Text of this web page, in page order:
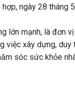
ngày 28
lớn mạnh, là đơn
việc xây dựng,
sóc sức khỏe